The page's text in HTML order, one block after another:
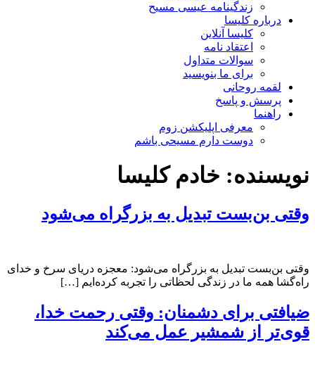
زندگینامه عیسی مسیح
درباره کلیسا
کلیسا آنلاین
اعتقاد نامه
سوالات متداول
برای ما بنویسید
لقمه روحانی
پرسش و پاسخ
راهنما
معرفی اپلیکشن زوم
دوست دارم مسیحی باشم
نویسنده: خادم کلیسا
وقتی بن‌بست تبدیل به بزرگراه می‌شود
وقتی بن‌بست تبدیل به بزرگراه می‌شود: معجزه دریای سرخ و خدای
راه‌گشا همه ما در زندگی لحظاتی را تجربه کرده‌ایم […]
ضیافتی برای دشمنان: وقتی رحمت خدا،
قوی‌تر از شمشیر عمل می‌کند